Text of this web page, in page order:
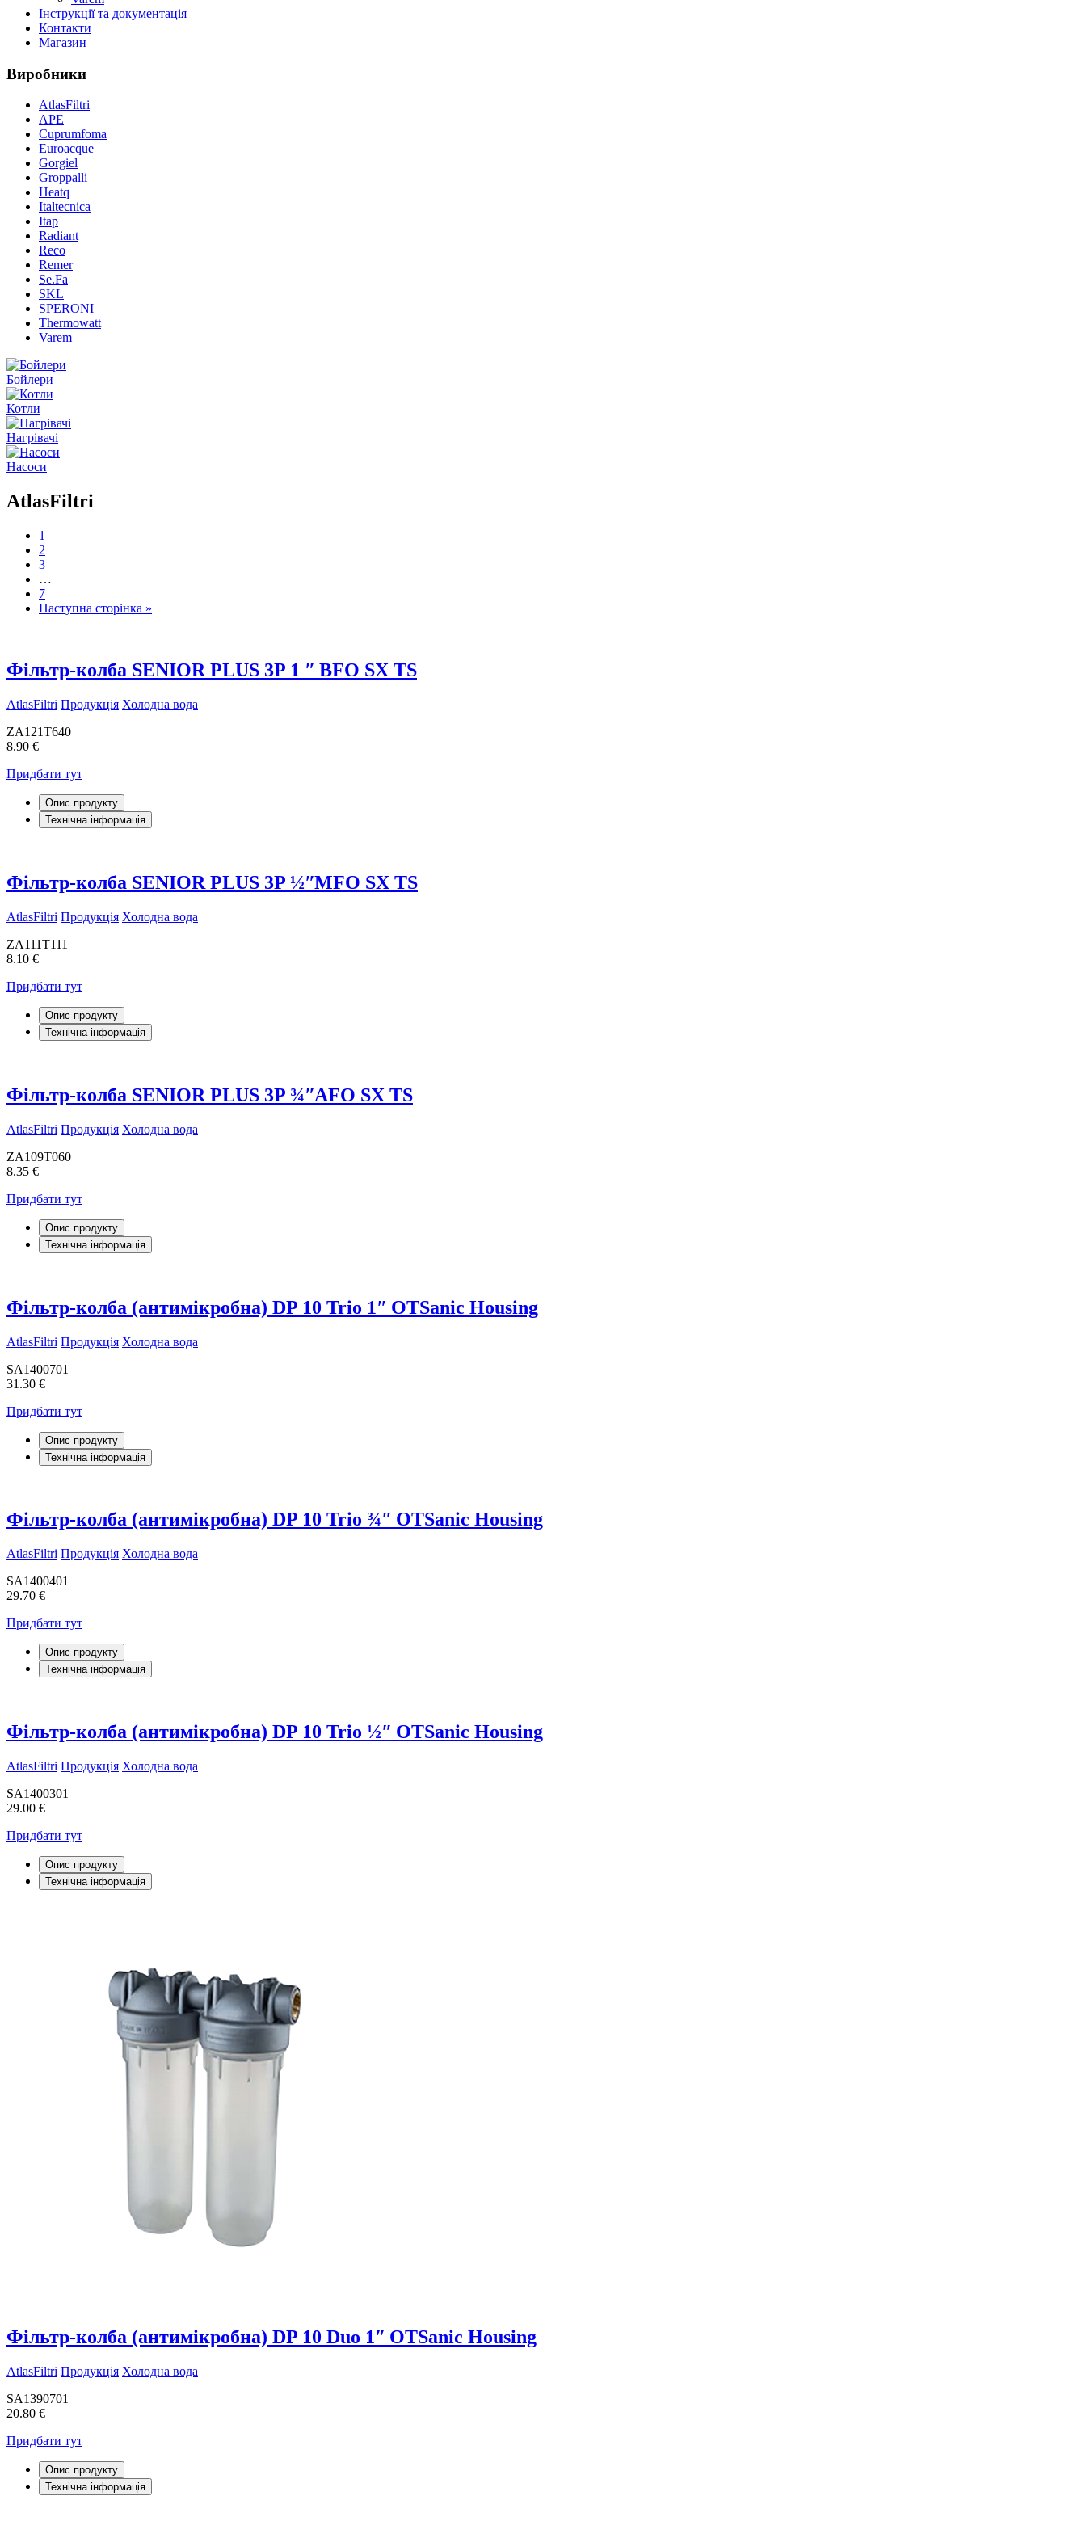
Інструкції та документація
Контакти
Магазин
Виробники
AtlasFiltri
APE
Cuprumfoma
Euroacque
Gorgiel
Groppalli
Heatq
Italtecnica
Itap
Radiant
Reco
Remer
Se.Fa
SKL
SPERONI
Thermowatt
Varem
Бойлери
Котли
Нагрівачі
Насоси
AtlasFiltri
1
2
3
…
7
Наступна сторінка »
Фільтр-колба SENIOR PLUS 3P 1 ʺ BFO SX TS
AtlasFiltri Продукція Холодна вода
ZA121T640
8.90 €
Придбати тут
Опис продукту
Технічна інформація
Фільтр-колба SENIOR PLUS 3P ½ʺMFO SX TS
AtlasFiltri Продукція Холодна вода
ZA111T111
8.10 €
Придбати тут
Опис продукту
Технічна інформація
Фільтр-колба SENIOR PLUS 3P ¾ʺAFO SX TS
AtlasFiltri Продукція Холодна вода
ZA109T060
8.35 €
Придбати тут
Опис продукту
Технічна інформація
Фільтр-колба (антимікробна) DP 10 Trio 1ʺ OTSanic Housing
AtlasFiltri Продукція Холодна вода
SA1400701
31.30 €
Придбати тут
Опис продукту
Технічна інформація
Фільтр-колба (антимікробна) DP 10 Trio ¾ʺ OTSanic Housing
AtlasFiltri Продукція Холодна вода
SA1400401
29.70 €
Придбати тут
Опис продукту
Технічна інформація
Фільтр-колба (антимікробна) DP 10 Trio ½ʺ OTSanic Housing
AtlasFiltri Продукція Холодна вода
SA1400301
29.00 €
Придбати тут
Опис продукту
Технічна інформація
Фільтр-колба (антимікробна) DP 10 Duo 1ʺ OTSanic Housing
AtlasFiltri Продукція Холодна вода
SA1390701
20.80 €
Придбати тут
Опис продукту
Технічна інформація